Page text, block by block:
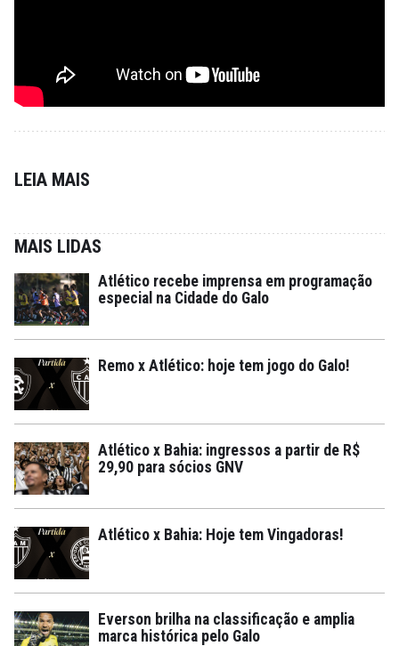
LEIA MAIS
MAIS LIDAS
Atlético recebe imprensa em programação
especial na Cidade do Galo
Remo x Atlético: hoje tem jogo do Galo!
Atlético x Bahia: ingressos a partir de R$
29,90 para sócios GNV
Atlético x Bahia: Hoje tem Vingadoras!
Everson brilha na classificação e amplia
marca histórica pelo Galo